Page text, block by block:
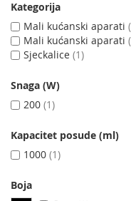
Kategorija
Mali kućanski aparati
Mali kućanski aparati
Sjeckalice 1
Snaga (W)
200 1
Kapacitet posude (ml)
1000 1
Boja